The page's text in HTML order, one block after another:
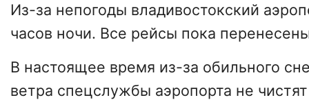
Из-за непогоды владивостокский
часов ночи. Все рейсы пока
В настоящее время из-за обильного
ветра спецслужбы аэропорта не